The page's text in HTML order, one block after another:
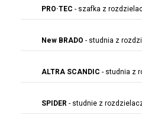
PRO·TEC - szafka z
New BRADO - studnia z
ALTRA SCANDIC - studnia z
SPIDER - studnie z